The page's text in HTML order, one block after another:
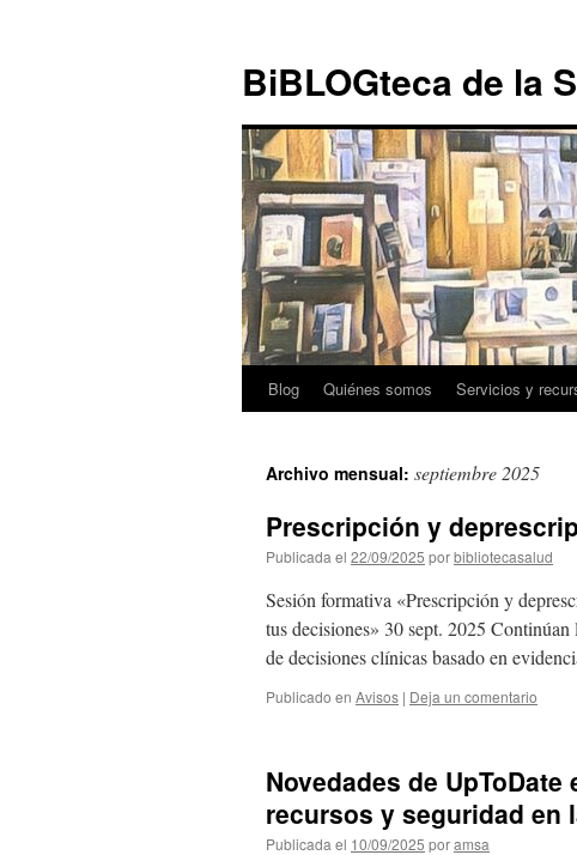
contenido
BiBLOGteca de la
Blog Quiénes somos Servicios y
Archivo mensual: septiembre 2025
Prescripción y
Publicada el 22/09/2025 porbibliotecasalud
Sesión formativa «Prescripción y
tus decisiones» 30 sept. 2025
de decisiones clínicas basado en
Publicado en Avisos | Deja un comentario
Novedades de
recursos y seguridad en
Publicada el 10/09/2025 poramsa